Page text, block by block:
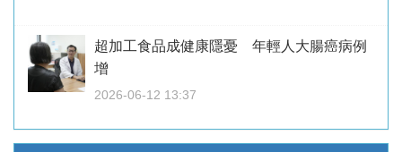
超加工食品成健康隱憂 年輕人大腸癌病例
增
2026-06-12 13:37